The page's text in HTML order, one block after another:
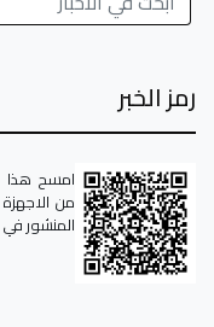
رمز الخبر
امسح هذا
من
المنشور في